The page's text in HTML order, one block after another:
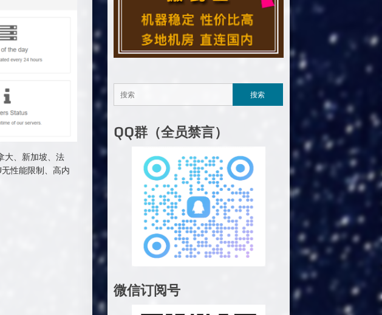
大、新加坡、法
性能限制、高内
QQ群（全员禁言）
微信订阅号